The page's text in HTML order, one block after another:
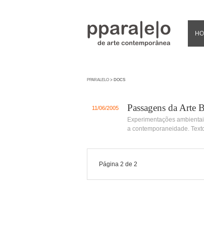
PPARALELO > DOCS
11/06/2005 Passagens da Arte
Experimentações
a contemporaneidade.
Página 2 de 2